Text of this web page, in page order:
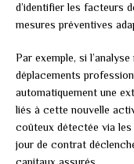
d’identifier les facteurs
mesures préventives
Par exemple, si
déplacements
automatiquement une
liés à cette nouvelle
coûteux détectée via
jour de contrat